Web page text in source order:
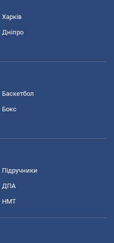
Харків
Дніпро
Баскетбол
Бокс
Підручники
ДПА
НМТ